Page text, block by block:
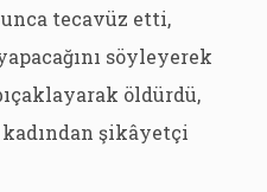
tecavüz etti,
söyleyerek
öldürdü,
şikâyetçi